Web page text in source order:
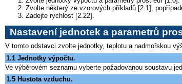
Zvolte některý ze vzorových příkladů [2.1],
Zadejte rychlost [2.22].
Nastavení jednotek a parametrů
V tomto odstavci zvolte jednotky, teplotu a nadmořskou
1.1 Jednotky výpočtu.
Ve výběrovém seznamu vyberte požadovanou soustavu
1.5 Hustota vzduchu.